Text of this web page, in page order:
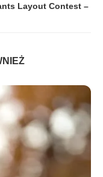
Layout Contest –